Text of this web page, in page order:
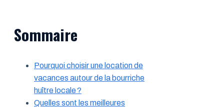
Sommaire
Pourquoi choisir une location de
vacances autour de la bourriche
huître locale ?
Quelles sont les meilleures